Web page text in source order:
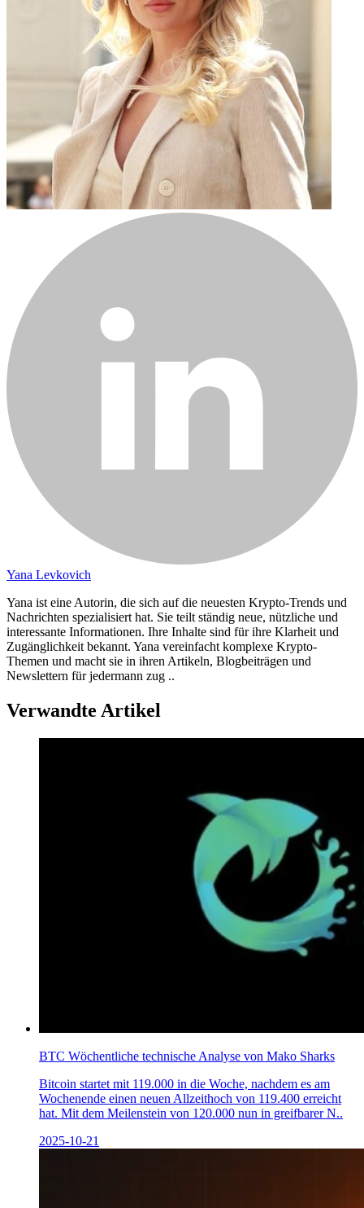
Yana Levkovich
Yana ist eine Autorin, die sich auf die neuesten Krypto-Trends und
Nachrichten spezialisiert hat. Sie teilt ständig neue, nützliche und
interessante Informationen. Ihre Inhalte sind für ihre Klarheit und
Zugänglichkeit bekannt. Yana vereinfacht komplexe Krypto-
Themen und macht sie in ihren Artikeln, Blogbeiträgen und
Newslettern für jedermann zug ..
Verwandte Artikel
BTC Wöchentliche technische Analyse von Mako Sharks
Bitcoin startet mit 119.000 in die Woche, nachdem es am
Wochenende einen neuen Allzeithoch von 119.400 erreicht
hat. Mit dem Meilenstein von 120.000 nun in greifbarer N..
2025-10-21